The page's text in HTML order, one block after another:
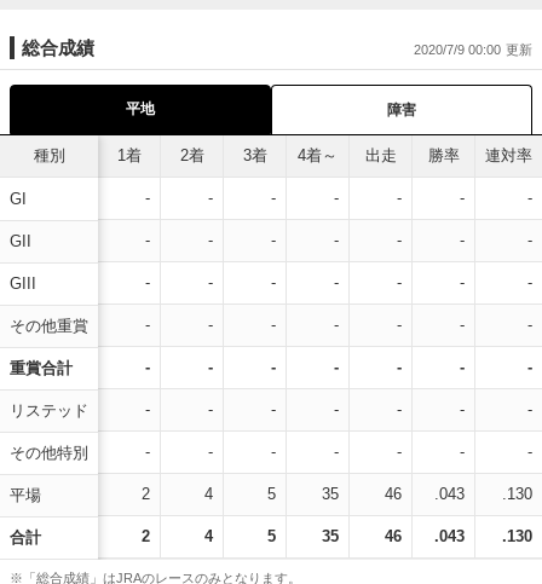
総合成績 2020/7/9 00:00
平地 障害
種別
GI
GII
GIII
その他重賞
重賞合計
リステッド
その他特別
平場
合計
1着 2着 3着 4着～ 出走 勝率 連対率
- - - - - - -
- - - - - - -
- - - - - - -
- - - - - - -
- - - - - - -
- - - - - - -
- - - - - - -
2 4 5 35 46 .043 .130
2 4 5 35 46 .043 .130
※「総合成績」はJRAのレースのみとなります。